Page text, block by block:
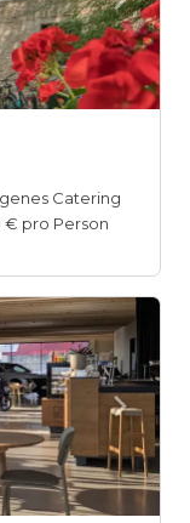
Catering
€ pro Person